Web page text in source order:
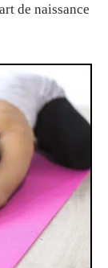
de naissance